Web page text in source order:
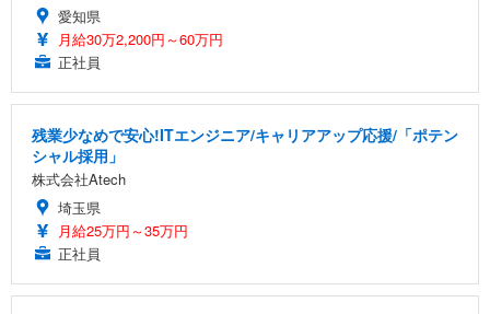
愛知県
月給30万2,200円～60万円
正社員
残業少なめで安心!ITエンジニア/キャリアアップ応援/「ポテン
シャル採用」
株式会社Atech
埼玉県
月給25万円～35万円
正社員